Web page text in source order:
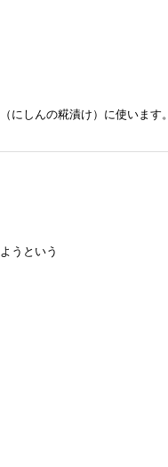
にしんの糀漬け）に使います。
うという